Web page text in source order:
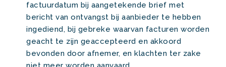
factuurdatum bij aangetekende brief met
bericht van ontvangst bij aanbieder te hebben
ingediend, bij gebreke waarvan facturen worden
geacht te zijn geaccepteerd en akkoord
bevonden door afnemer, en klachten ter zake